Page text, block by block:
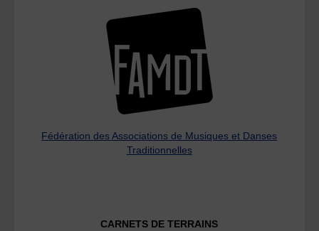
Fédération des Associations de Musiques et Danses
Traditionnelles
CARNETS DE TERRAINS